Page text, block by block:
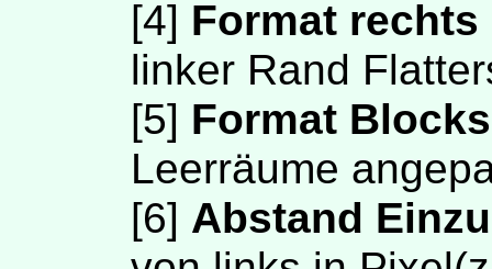
[4] Format
linker Rand
[5] Format
Leerräume
[6] Abstand